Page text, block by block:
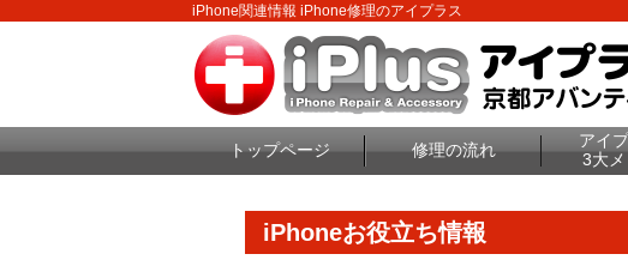
iPhone関連情報 iPhone修理のアイプラス
トップページ 修理の流れ
アイ
3大メ
iPhoneお役立ち情報